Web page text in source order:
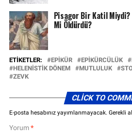
Pisagor Bir Katil
Mi Öldürdü?
ETIKETLER: EPIKÜR EPIKÜRCÜLÜK
HELENISTIK DÖNEM
MUTLULUK
ZEVK
CLICK TO
E-posta hesabınız yayımlanmayacak. Gerekli
Yorum*